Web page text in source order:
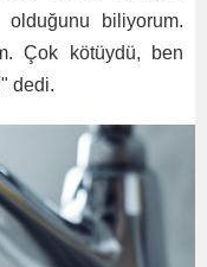
biliyorum.
Çok kötüydü, ben
dedi.